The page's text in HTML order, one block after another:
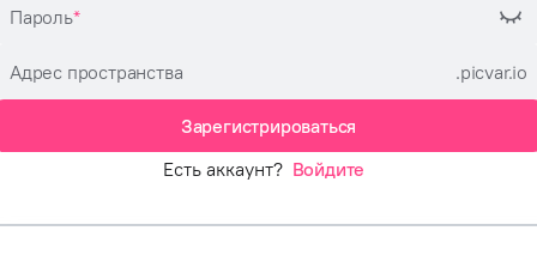
Пароль
Адрес пространства .picvar.io
Зарегистрироваться
Есть аккаунт? Войдите